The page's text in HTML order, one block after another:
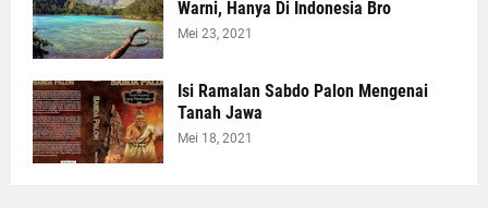
Warni, Hanya Di Indonesia Bro
Mei 23, 2021
Isi Ramalan Sabdo Palon Mengenai
Tanah Jawa
Mei 18, 2021